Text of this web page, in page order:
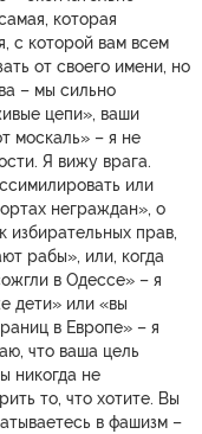
которая
с которой вам всем
от своего имени, но
– мы сильно
цепи», ваши
москаль» – я не
Я вижу врага.
или
неграждан», о
избирательных прав,
рабы», или, когда
в Одессе» – я
дети» или «вы
в Европе» – я
что ваша цель
никогда не
то, что хотите. Вы
в фашизм –